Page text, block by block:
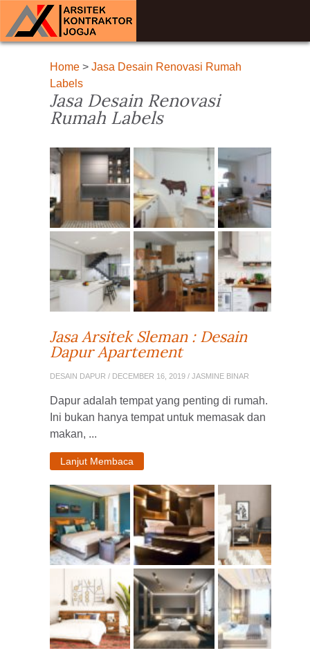
Home> Jasa Desain Renovasi Rumah
Labels
Jasa Desain Renovasi
Rumah Labels
Jasa Arsitek Sleman : Desain
Dapur Apartement
DESAIN DAPUR / DECEMBER 16, 2019 / JASMINE BINAR
Dapur adalah tempat yang penting di rumah.
Ini bukan hanya tempat untuk memasak dan
makan, ...
Lanjut Membaca